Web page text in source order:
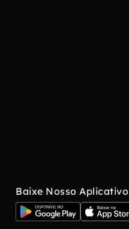
Baixe Nosso Aplicativo